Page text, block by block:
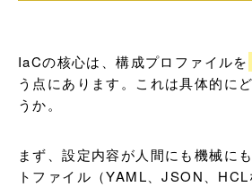
IaCの核心は、構成プロファイルを
う点にあります。これは具体的に
うか。
まず、設定内容が人間にも機械に
トファイル（YAML、JSON、